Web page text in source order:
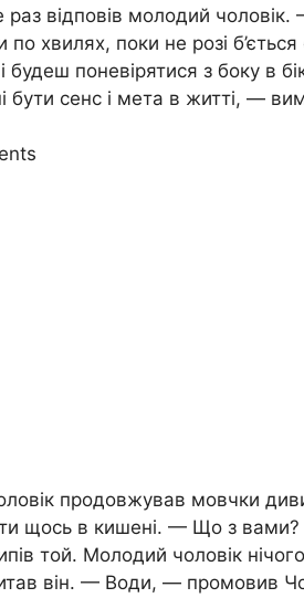
відповів молодий чоловік.
по хвилях, поки не розі
будеш поневірятися з боку в
бути сенс і мета в житті, —
продовжував мовчки
щось в кишені. — Що з
той. Молодий чоловік
він. — Води, — промовив